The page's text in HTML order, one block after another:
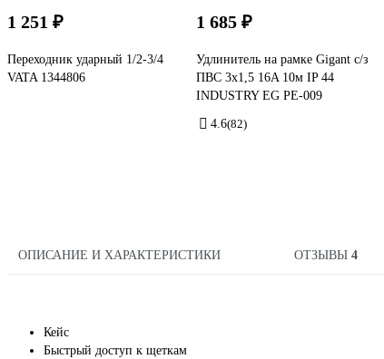
1 251 ₽
Переходник ударный 1/2-3/4
VATA 1344806
1 685 ₽
Удлинитель на рамке Gigant с/з
ПВС 3х1,5 16A 10м IP 44
INDUSTRY EG PE-009
4.6(82)
ОПИСАНИЕ И ХАРАКТЕРИСТИКИ ОТЗЫВЫ4
Кейс
Быстрый доступ к щеткам